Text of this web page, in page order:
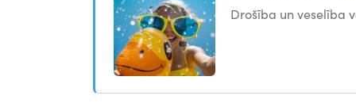
Drošība un veselība